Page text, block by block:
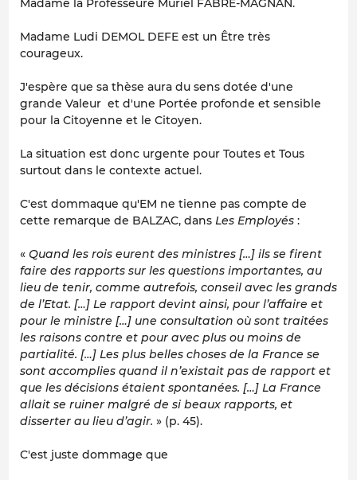
Madame la Professeure Muriel FABRE-MAGNAN.
Madame Ludi DEMOL DEFE est un Être très
courageux.
J'espère que sa thèse aura du sens dotée d'une
grande Valeur et d'une Portée profonde et sensible
pour la Citoyenne et le Citoyen.
La situation est donc urgente pour Toutes et Tous
surtout dans le contexte actuel.
C'est dommaque qu'EM ne tienne pas compte de
cette remarque de BALZAC, dans Les Employés :
« Quand les rois eurent des ministres […] ils se firent
faire des rapports sur les questions importantes, au
lieu de tenir, comme autrefois, conseil avec les grands
de l’Etat. […] Le rapport devint ainsi, pour l’affaire et
pour le ministre […] une consultation où sont traitées
les raisons contre et pour avec plus ou moins de
partialité. […] Les plus belles choses de la France se
sont accomplies quand il n’existait pas de rapport et
que les décisions étaient spontanées. […] La France
allait se ruiner malgré de si beaux rapports, et
disserter au lieu d’agir. » (p. 45).
C'est juste dommage que